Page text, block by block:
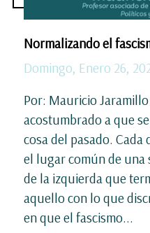
Normalizando el
Domingo, Enero 26,
Por: Mauricio
acostumbrado a que
cosa del pasado.
el lugar común de una
de la izquierda que
aquello con lo que
en que el fascismo...